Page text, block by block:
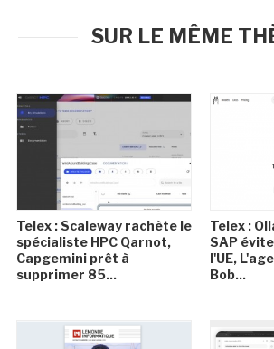
SUR LE MÊME
Telex : Scaleway rachète le
spécialiste HPC Qarnot,
Capgemini prêt à
supprimer 85...
Telex :
SAP
l'UE,
Bob...